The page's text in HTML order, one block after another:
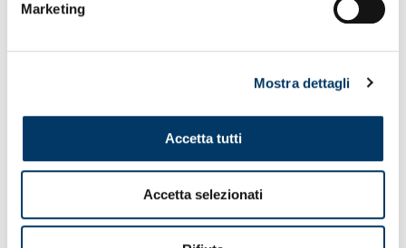
Marketing
Mostra dettagli
Accetta tutti
Accetta selezionati